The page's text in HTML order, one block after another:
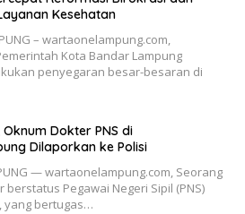
Kesehatan
– wartaonelampung.com,
Kota Bandar Lampung
penyegaran besar-besaran di
Oknum Dokter PNS di
Dilaporkan ke Polisi
— wartaonelampung.com, Seorang
berstatus Pegawai Negeri Sipil (PNS)
yang bertugas…